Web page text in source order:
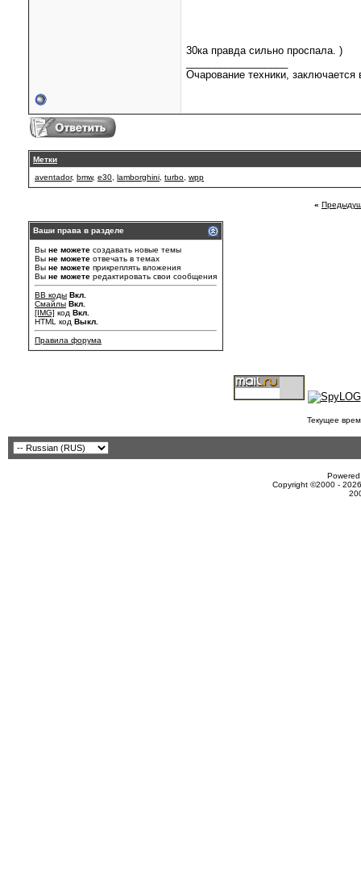
30ка правда сильно проспала. )
Очарование техники,
Метки
aventador, bmw, e30 lamborghini turbo wpp
«
Ваши права в разделе
Вы не можете создавать новые темы
Вы не можете отвечать в темах
Вы не можете прикреплять вложения
Вы не можете редактировать свои сообщения
BB коды Вкл.
Смайлы Вкл.
[IMG] код Вкл.
HTML код Выкл.
Правила форума
Текущее
Copyright ©2000 -